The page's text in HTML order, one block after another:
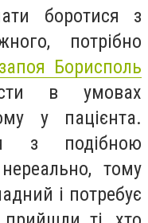
боротися з
потрібно
Борисполь
в умовах
у пацієнта.
з подібною
тому
і потребує